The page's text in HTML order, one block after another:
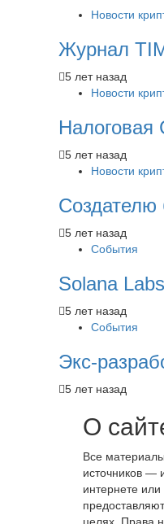
Новости
Журнал
5 лет назад
Новости
Налоговая
5 лет назад
Новости
Создателю
5 лет назад
События
Solana
5 лет назад
События
Экс-
5 лет назад
О
Все
источников —
интернете